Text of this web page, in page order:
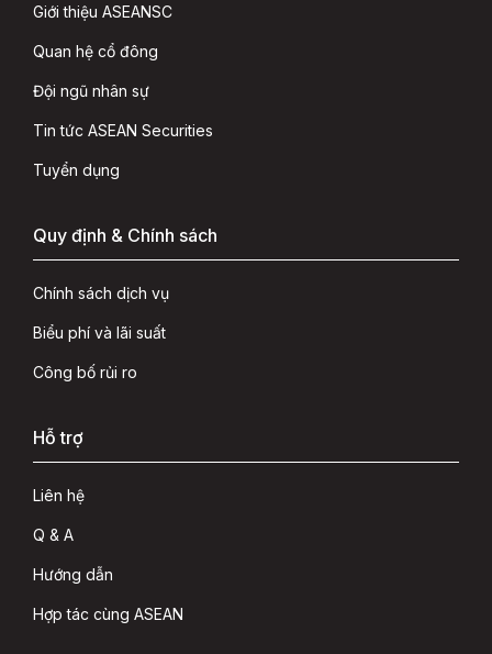
Giới thiệu ASEANSC
Quan hệ cổ đông
Đội ngũ nhân sự
Tin tức ASEAN Securities
Tuyển dụng
Quy định & Chính sách
Chính sách dịch vụ
Biểu phí và lãi suất
Công bố rủi ro
Hỗ trợ
Liên hệ
Q & A
Hướng dẫn
Hợp tác cùng ASEAN